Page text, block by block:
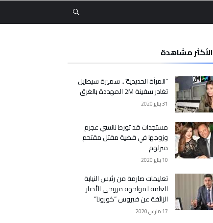
الأكثر مشاهدة
“المرأة الحديدية”.. سميرة سيطايل
تغادر سفينة 2M المهددة بالغرق
31 يناير 2020
مستجدات قد تورط نانسي عجرم
وزوجها في قضية مقتل مقتحم
منزلهم
10 يناير 2020
تعليمات صارمة من رئيس النيابة
العامة لمواجهة مروجي الأخبار
الزائفة عن فيروس “كورونا”
17 مارس 2020